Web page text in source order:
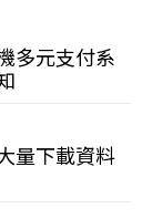
多元支付系
量下載資料